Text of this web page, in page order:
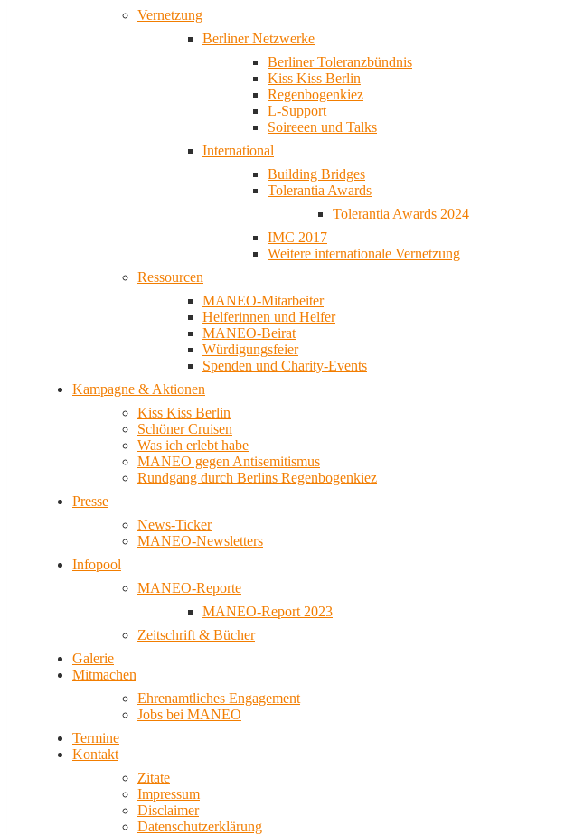
Vernetzung
Berliner Netzwerke
Berliner Toleranzbündnis
Kiss Kiss Berlin
Regenbogenkiez
L-Support
Soireeen und Talks
International
Building Bridges
Tolerantia Awards
Tolerantia Awards 2024
IMC 2017
Weitere internationale Vernetzung
Ressourcen
MANEO-Mitarbeiter
Helferinnen und Helfer
MANEO-Beirat
Würdigungsfeier
Spenden und Charity-Events
Kampagne & Aktionen
Kiss Kiss Berlin
Schöner Cruisen
Was ich erlebt habe
MANEO gegen Antisemitismus
Rundgang durch Berlins Regenbogenkiez
Presse
News-Ticker
MANEO-Newsletters
Infopool
MANEO-Reporte
MANEO-Report 2023
Zeitschrift & Bücher
Galerie
Mitmachen
Ehrenamtliches Engagement
Jobs bei MANEO
Termine
Kontakt
Zitate
Impressum
Disclaimer
Datenschutzerklärung